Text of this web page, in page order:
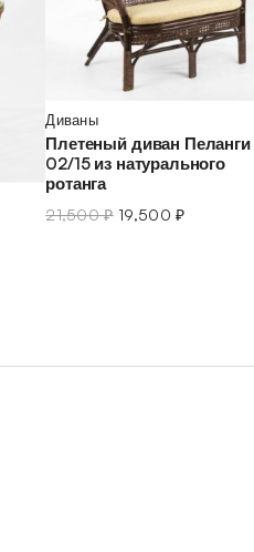
Диваны
Плетеный диван Пеланги
02/15 из натурального
ротанга
21,500₽ 19,500₽